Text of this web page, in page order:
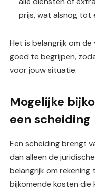
prijs, wat alsnog tot
Het is belangrijk om
goed te begrijpen,
voor jouw situatie.
Mogelijke
een scheiding
Een scheiding brengt
dan alleen de
belangrijk om
bijkomende kosten